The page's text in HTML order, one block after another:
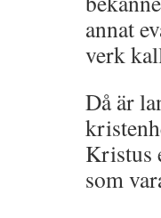
annat
verk
Då är
Kristus
som